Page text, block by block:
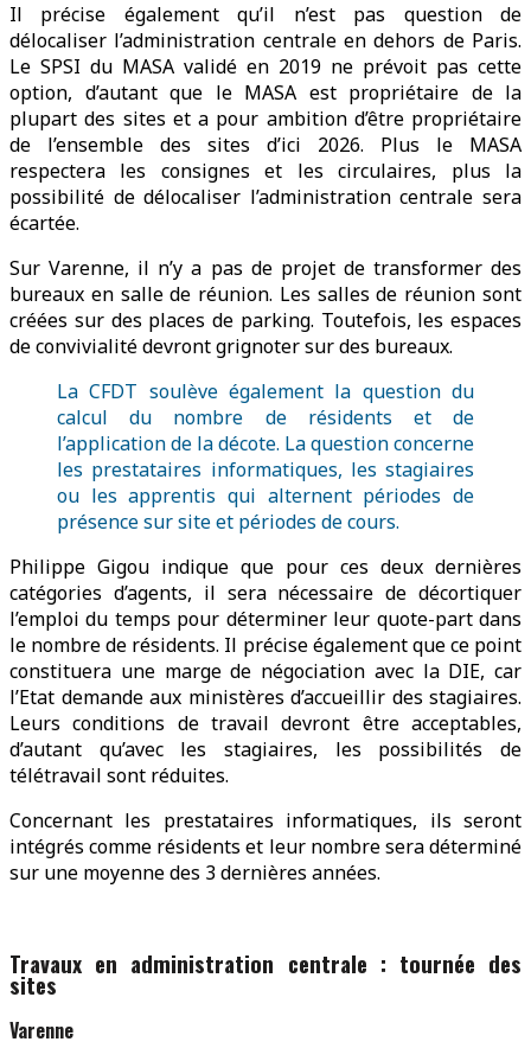
Il précise également qu’il n’est pas question de
délocaliser l’administration centrale en dehors de Paris.
Le SPSI du MASA validé en 2019 ne prévoit pas cette
option, d’autant que le MASA est propriétaire de la
plupart des sites et a pour ambition d’être propriétaire
de l’ensemble des sites d’ici 2026. Plus le MASA
respectera les consignes et les circulaires, plus la
possibilité de délocaliser l’administration centrale sera
écartée.
Sur Varenne, il n’y a pas de projet de transformer des
bureaux en salle de réunion. Les salles de réunion sont
créées sur des places de parking. Toutefois, les espaces
de convivialité devront grignoter sur des bureaux.
La CFDT soulève également la question du
calcul du nombre de résidents et de
l’application de la décote. La question concerne
les prestataires informatiques, les stagiaires
ou les apprentis qui alternent périodes de
présence sur site et périodes de cours.
Philippe Gigou indique que pour ces deux dernières
catégories d’agents, il sera nécessaire de décortiquer
l’emploi du temps pour déterminer leur quote-part dans
le nombre de résidents. Il précise également que ce point
constituera une marge de négociation avec la DIE, car
l’Etat demande aux ministères d’accueillir des stagiaires.
Leurs conditions de travail devront être acceptables,
d’autant qu’avec les stagiaires, les possibilités de
télétravail sont réduites.
Concernant les prestataires informatiques, ils seront
intégrés comme résidents et leur nombre sera déterminé
sur une moyenne des 3 dernières années.
Travaux en administration centrale : tournée des
sites
Varenne